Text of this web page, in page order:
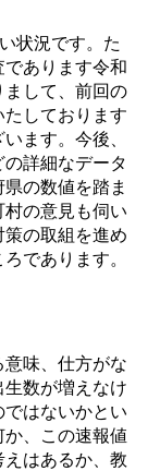
状況です。た
あります令和
して、前回の
しております
ます。今後、
詳細なデータ
の数値を踏ま
の意見も伺い
の取組を進め
であります。
味、仕方がな
数が増えなけ
はないかとい
、この速報値
はあるか、教